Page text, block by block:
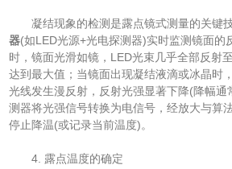
凝结现象的检测是露点镜式测量的关键
器​​(如LED光源+光电探测器)实时监测镜面的
时，镜面光滑如镜，LED光束几乎全部反射
达到最大值；当镜面出现凝结液滴或冰晶时
光线发生漫反射，反射光强显著下降(降幅通
测器将光强信号转换为电信号，经放大与算
停止降温(或记录当前温度)。
4. 露点温度的确定